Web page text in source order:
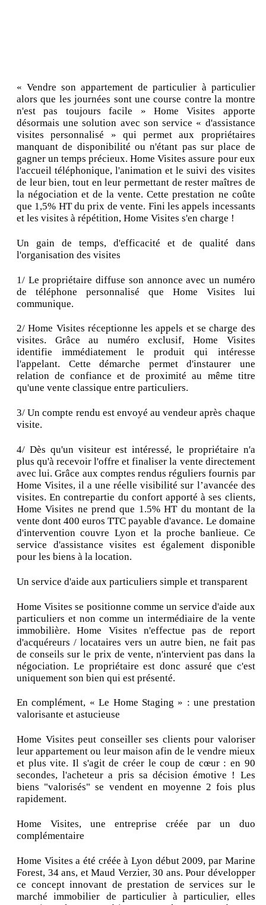
« Vendre son appartement de particulier à particulier
alors que les journées sont une course contre la montre
n'est pas toujours facile » Home Visites apporte
désormais une solution avec son service « d'assistance
visites personnalisé » qui permet aux propriétaires
manquant de disponibilité ou n'étant pas sur place de
gagner un temps précieux. Home Visites assure pour eux
l'accueil téléphonique, l'animation et le suivi des visites
de leur bien, tout en leur permettant de rester maîtres de
la négociation et de la vente. Cette prestation ne coûte
que 1,5% HT du prix de vente. Fini les appels incessants
et les visites à répétition, Home Visites s'en charge !
Un gain de temps, d'efficacité et de qualité dans
l'organisation des visites
1/ Le propriétaire diffuse son annonce avec un numéro
de téléphone personnalisé que Home Visites lui
communique.
2/ Home Visites réceptionne les appels et se charge des
visites. Grâce au numéro exclusif, Home Visites
identifie immédiatement le produit qui intéresse
l'appelant. Cette démarche permet d'instaurer une
relation de confiance et de proximité au même titre
qu'une vente classique entre particuliers.
3/ Un compte rendu est envoyé au vendeur après chaque
visite.
4/ Dès qu'un visiteur est intéressé, le propriétaire n'a
plus qu'à recevoir l'offre et finaliser la vente directement
avec lui. Grâce aux comptes rendus réguliers fournis par
Home Visites, il a une réelle visibilité sur l’avancée des
visites. En contrepartie du confort apporté à ses clients,
Home Visites ne prend que 1.5% HT du montant de la
vente dont 400 euros TTC payable d'avance. Le domaine
d'intervention couvre Lyon et la proche banlieue. Ce
service d'assistance visites est également disponible
pour les biens à la location.
Un service d'aide aux particuliers simple et transparent
Home Visites se positionne comme un service d'aide aux
particuliers et non comme un intermédiaire de la vente
immobilière. Home Visites n'effectue pas de report
d'acquéreurs / locataires vers un autre bien, ne fait pas
de conseils sur le prix de vente, n'intervient pas dans la
négociation. Le propriétaire est donc assuré que c'est
uniquement son bien qui est présenté.
En complément, « Le Home Staging » : une prestation
valorisante et astucieuse
Home Visites peut conseiller ses clients pour valoriser
leur appartement ou leur maison afin de le vendre mieux
et plus vite. Il s'agit de créer le coup de cœur : en 90
secondes, l'acheteur a pris sa décision émotive ! Les
biens "valorisés" se vendent en moyenne 2 fois plus
rapidement.
Home Visites, une entreprise créée par un duo
complémentaire
Home Visites a été créée à Lyon début 2009, par Marine
Forest, 34 ans, et Maud Verzier, 30 ans. Pour développer
ce concept innovant de prestation de services sur le
marché immobilier de particulier à particulier, elles